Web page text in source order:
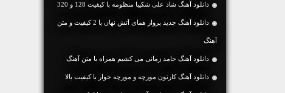
دانلود آهنگ شاد علی شکیبا منظومه با کیفیت 128 و 320
دانلود آهنگ جديد پرواز همای آتش نهان با 2 کیفیت و متن
آهنگ
دانلود آهنگ حامد زمانی می کشیم همراه با متن آهنگ
دانلود آهنگ کارتون مورچه و مورچه خوار با کیفیت بالا